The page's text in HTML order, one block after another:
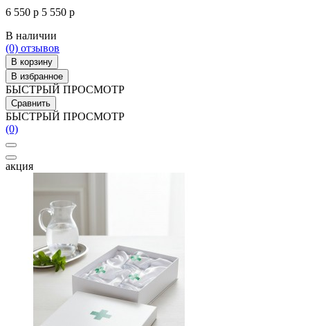
6 550 р 5 550 р
В наличии
(0) отзывов
В корзину
В избранное
БЫСТРЫЙ ПРОСМОТР
Сравнить
БЫСТРЫЙ ПРОСМОТР
(0)
акция